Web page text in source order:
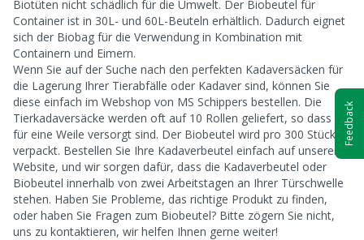
Biotüten nicht schädlich für die Umwelt. Der Biobeutel für
Container ist in 30L- und 60L-Beuteln erhältlich. Dadurch eignet
sich der Biobag für die Verwendung in Kombination mit
Containern und Eimern.
Wenn Sie auf der Suche nach den perfekten Kadaversäcken für
die Lagerung Ihrer Tierabfälle oder Kadaver sind, können Sie
diese einfach im Webshop von MS Schippers bestellen. Die
Tierkadaversäcke werden oft auf 10 Rollen geliefert, so dass Sie
für eine Weile versorgt sind. Der Biobeutel wird pro 300 Stück
verpackt. Bestellen Sie Ihre Kadaverbeutel einfach auf unserer
Website, und wir sorgen dafür, dass die Kadaverbeutel oder
Biobeutel innerhalb von zwei Arbeitstagen an Ihrer Türschwelle
stehen. Haben Sie Probleme, das richtige Produkt zu finden,
oder haben Sie Fragen zum Biobeutel? Bitte zögern Sie nicht,
uns zu kontaktieren, wir helfen Ihnen gerne weiter!
Feedback